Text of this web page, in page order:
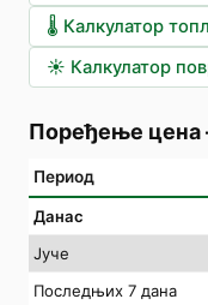
🌡️ Калкулатор
☀️ Калкулатор
Поређење цена
Период
Данас
Јуче
Последњих 7 дана